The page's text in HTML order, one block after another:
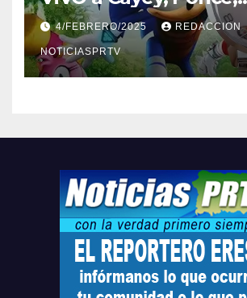
Barceloneta y
Relojes gratis para el
compre ahora….
4/FEBRERO/2025 REDACCION
NOTICIASPRTV